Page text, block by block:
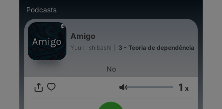
Podcasts
Amigo
Yuuki Ishibashi 3 - Teoria de dependência
No
Volumen 1 x